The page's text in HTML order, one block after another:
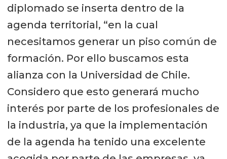
diplomado se inserta dentro de la
agenda territorial, “en la cual
necesitamos generar un piso común de
formación. Por ello buscamos esta
alianza con la Universidad de Chile.
Considero que esto generará mucho
interés por parte de los profesionales de
la industria, ya que la implementación
de la agenda ha tenido una excelente